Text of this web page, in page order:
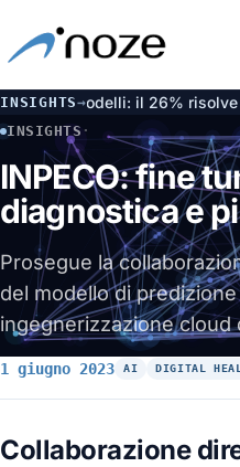
INSIGHTS→
dai modelli: il 26% risolve la
INSIGHTS ·
INPECO: FINE TUNING AI
INPECO: fine
diagnostica e
Prosegue la
del modello di
ingegnerizzazione cloud
1 giugno 2023 AI DIGITAL
Collaborazione